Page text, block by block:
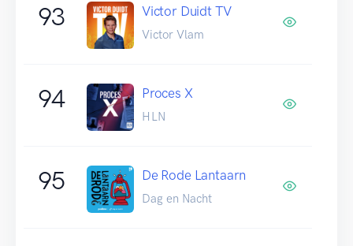
93 Victor Duidt TV
Victor Vlam
94 Proces X
HLN
95 De Rode Lantaarn
Dag en Nacht